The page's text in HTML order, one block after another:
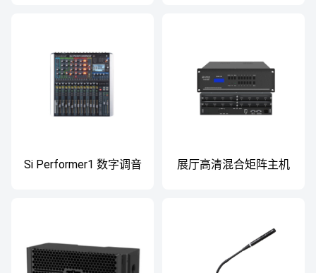
Si Performer1 数字调音
展厅高清混合矩阵主机